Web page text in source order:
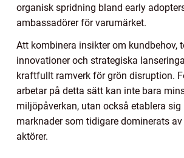
organisk spridning bland early
ambassadörer för varumärket.
Att kombinera insikter om kundbehov,
innovationer och strategiska
kraftfullt ramverk för grön disruption.
arbetar på detta sätt kan inte bara
miljöpåverkan, utan också etablera sig
marknader som tidigare dominerats
aktörer.